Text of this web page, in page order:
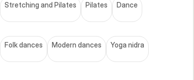
Stretching and Pilates Pilates Dance
Folk dances Modern dances Yoga nidra